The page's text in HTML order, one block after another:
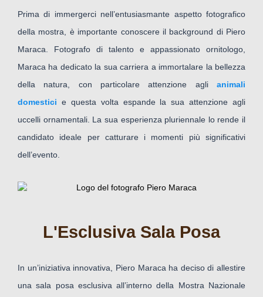
Prima di immergerci nell’entusiasmante aspetto fotografico
della mostra, è importante conoscere il background di Piero
Maraca. Fotografo di talento e appassionato ornitologo,
Maraca ha dedicato la sua carriera a immortalare la bellezza
della natura, con particolare attenzione agli animali
domestici e questa volta espande la sua attenzione agli
uccelli ornamentali. La sua esperienza pluriennale lo rende il
candidato ideale per catturare i momenti più significativi
dell’evento.
L'Esclusiva Sala Posa
In un’iniziativa innovativa, Piero Maraca ha deciso di allestire
una sala posa esclusiva all’interno della Mostra Nazionale